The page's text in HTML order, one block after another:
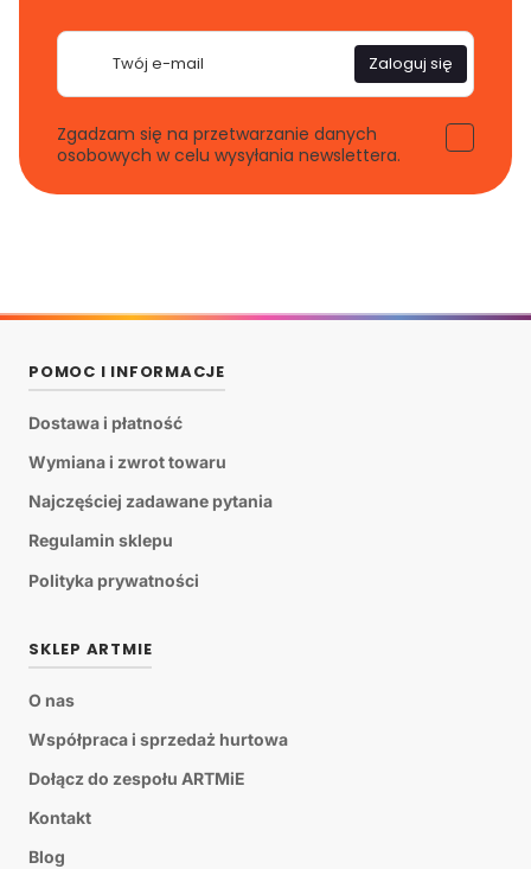
Zaloguj się
Zgadzam się na przetwarzanie danych
osobowych w celu wysyłania newslettera.
POMOC I INFORMACJE
Dostawa i płatność
Wymiana i zwrot towaru
Najczęściej zadawane pytania
Regulamin sklepu
Polityka prywatności
SKLEP ARTMIE
O nas
Współpraca i sprzedaż hurtowa
Dołącz do zespołu ARTMiE
Kontakt
Blog